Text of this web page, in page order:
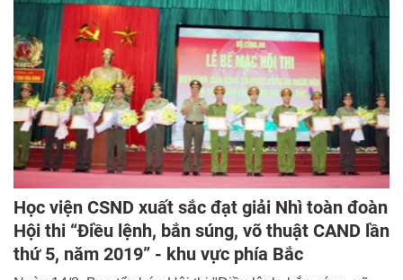
Bộ ghi nhận, đánh giá cao và biểu dương sự nỗ lực, cố
gắng của cán bộ, chiến sĩ toàn lực lượng Công an nhân
dân.
Học viện CSND xuất sắc đạt giải Nhì toàn đoàn
Hội thi “Điều lệnh, bắn súng, võ thuật CAND lần
thứ 5, năm 2019” - khu vực phía Bắc